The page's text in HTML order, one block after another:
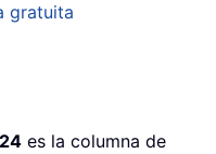
gratuita
es la columna de